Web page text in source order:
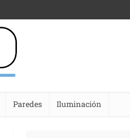
Paredes Iluminación